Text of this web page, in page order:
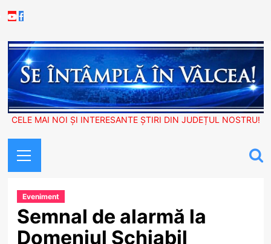
to
Youtube
Facebook
CELE MAI NOI ȘI INTERESANTE ȘTIRI DIN JUDEȚUL NOSTRU!
Menu
Eveniment
Semnal de alarmă la
Domeniul Schiabil